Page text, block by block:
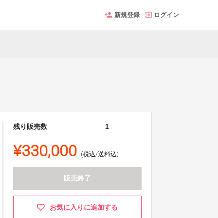
新規登録 ログイン
残り販売数 1
¥330,000 (税込/送料込)
販売終了
お気に入りに追加する